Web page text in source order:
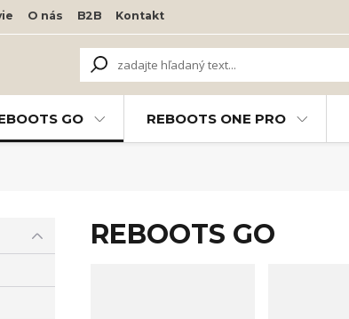
O nás B2B Kontakt
GO REBOOTS ONE PRO
REBOOTS GO